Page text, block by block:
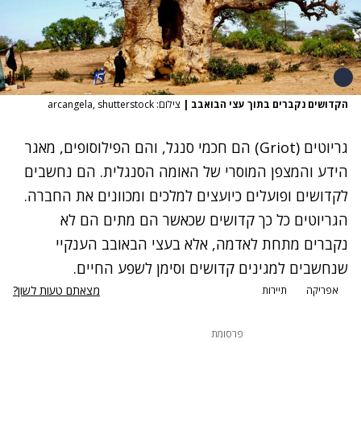
הקדושים נקברים בתוך עצי הבואבב | צילום: arcangela, shutterstock
גריוטים (Griot) הם חכמי סנגל, והם הפילוסופים, מאגר
הידע והמצפן המוסרי של האומה הסנגלית. הם נחשבים
לקדושים ופועלים כיועצים למלכים ומכוונים את החברה.
הגריוטים כל כך קדושים שכאשר הם מתים הם לא
נקברים מתחת לאדמה, אלא בעצי הבאובב הענקיי
שנחשבים למגינים קדושים וסימן לשפע החיים.
אפריקה תיירות מצאתם טעות לשון?
פרסומת